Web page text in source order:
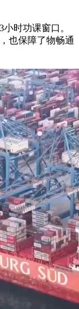
时功课窗口。
也保障了物畅通